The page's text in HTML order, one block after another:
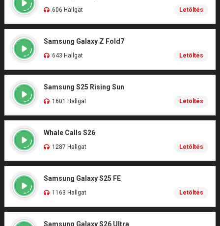
606 Hallgat Letöltés
Samsung Galaxy Z Fold7
643 Hallgat Letöltés
Samsung S25 Rising Sun
1601 Hallgat Letöltés
Whale Calls S26
1287 Hallgat Letöltés
Samsung Galaxy S25 FE
1163 Hallgat Letöltés
Samsung Galaxy S26 Ultra